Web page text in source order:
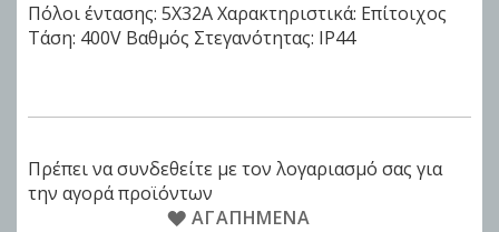
Πόλοι έντασης: 5X32A Χαρακτηριστικά: Επίτοιχος
Τάση: 400V Βαθμός Στεγανότητας: IP44
Πρέπει να συνδεθείτε με τον λογαριασμό σας για
την αγορά προϊόντων
ΑΓΑΠΗΜΈΝΑ